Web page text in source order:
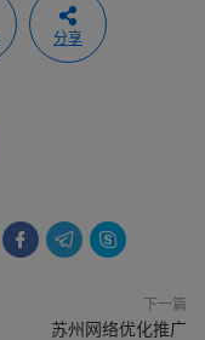
分享
  
下一篇
苏州网络优化推广